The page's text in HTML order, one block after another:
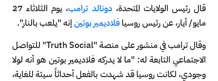
قال رئيس الولايات المتحدة، دونالد ترامب
، يوم الثلاثاء 27
مايو/ أيار، عن رئيس روسيافلاديمير بوتينإنه "يلعب بالنار".
وقال ترامب في منشور على منصة "Truth Social" للتواصل
الاجتماعي التابعة له: "ما لا يدركه فلاديمير بوتين هو أنه لولا
وجودي، لكانت روسيا قد شهدت بالفعل أحداثاً سيئة للغاية،